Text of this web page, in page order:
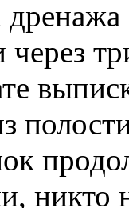
никто